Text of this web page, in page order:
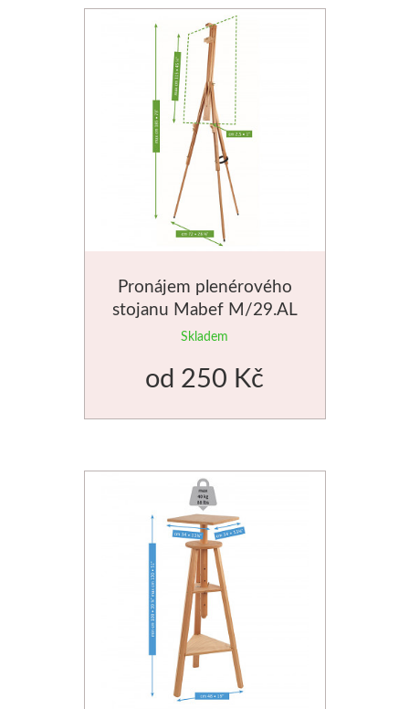
Pomůcky
Zlatá loď
Malířská plátna
Štětce
Novinky
Pronájem plenérového
stojanu Mabef M/29.AL
Skladem
od 250 Kč